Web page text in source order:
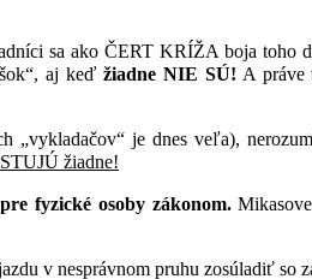
sa ako ČERT KRÍŽA boja
aj keď žiadne NIE SÚ! A práve
je dnes veľa),
žiadne!
fyzické osoby zákonom.
v nesprávnom pruhu zosúladiť so